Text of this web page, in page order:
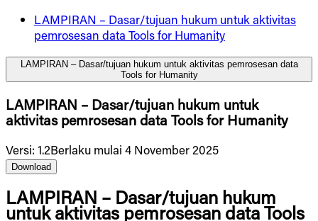
LAMPIRAN – Dasar/tujuan hukum untuk aktivitas
pemrosesan data Tools for Humanity
LAMPIRAN – Dasar/tujuan hukum untuk aktivitas pemrosesan data
Tools for Humanity
LAMPIRAN – Dasar/tujuan hukum untuk
aktivitas pemrosesan data Tools for Humanity
Versi: 1.2Berlaku mulai 4 November 2025
Download
LAMPIRAN – Dasar/tujuan hukum
untuk aktivitas pemrosesan data Tools